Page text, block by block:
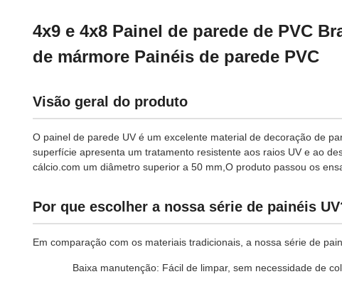
4x9 e 4x8 Painel de parede de PVC
de mármore Painéis de parede PVC
Visão geral do produto
O painel de parede UV é um excelente material de decoração de
superfície apresenta um tratamento resistente aos raios UV e ao
cálcio.com um diâmetro superior a 50 mm,O produto passou os
Por que escolher a nossa série de painéis
Em comparação com os materiais tradicionais, a nossa série de
Baixa manutenção: Fácil de limpar, sem necessidade de